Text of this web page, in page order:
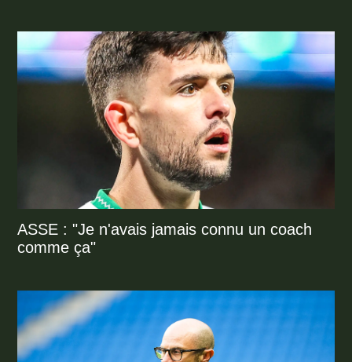
ASSE : "Je n'avais jamais connu un coach
comme ça"